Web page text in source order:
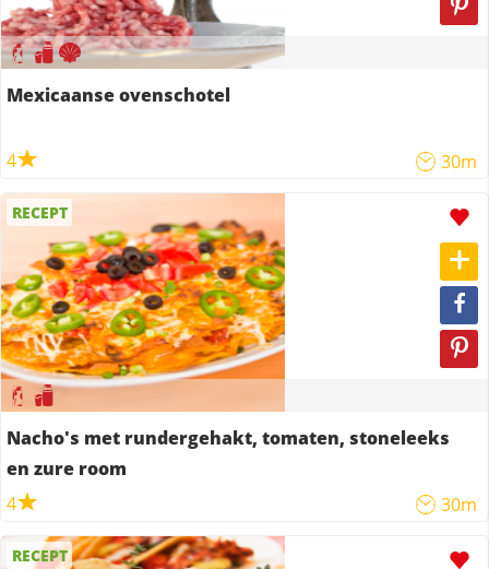
Mexicaanse ovenschotel
4 30m
RECEPT
Nacho's met rundergehakt, tomaten, stoneleeks
en zure room
4
30m
RECEPT